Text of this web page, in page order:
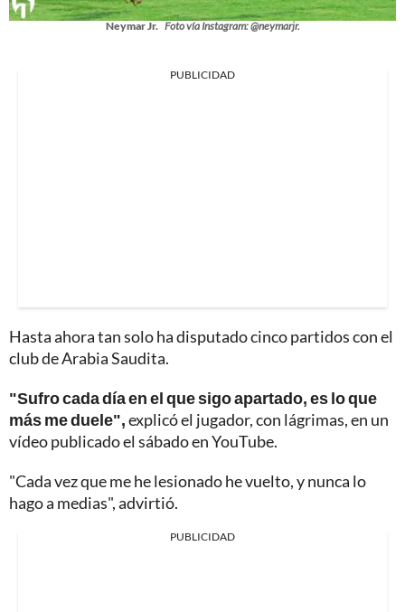
Neymar Jr. Foto vía Instagram: @neymarjr.
PUBLICIDAD
Hasta ahora tan solo ha disputado cinco partidos con el
club de Arabia Saudita.
"Sufro cada día en el que sigo apartado, es lo que
más me duele",explicó el jugador, con lágrimas, en un
vídeo publicado el sábado en YouTube.
"Cada vez que me he lesionado he vuelto, y nunca lo
hago a medias", advirtió.
PUBLICIDAD